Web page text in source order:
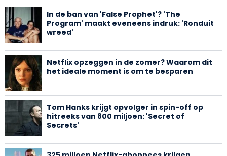
In de ban van 'False Prophet'? 'The
Program' maakt eveneens indruk: 'Ronduit
wreed'
Netflix opzeggen in de zomer? Waarom dit
het ideale moment is om te besparen
Tom Hanks krijgt opvolger in spin-off op
hitreeks van 800 miljoen: 'Secret of
Secrets'